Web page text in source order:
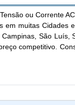
ou Corrente
em muitas Cidades
São Luís,
competitivo.